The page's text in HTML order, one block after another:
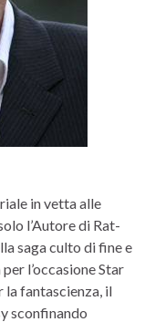
in vetta alle
l’Autore di Rat-
saga culto di fine e
l’occasione Star
la fantascienza, il
sconfinando